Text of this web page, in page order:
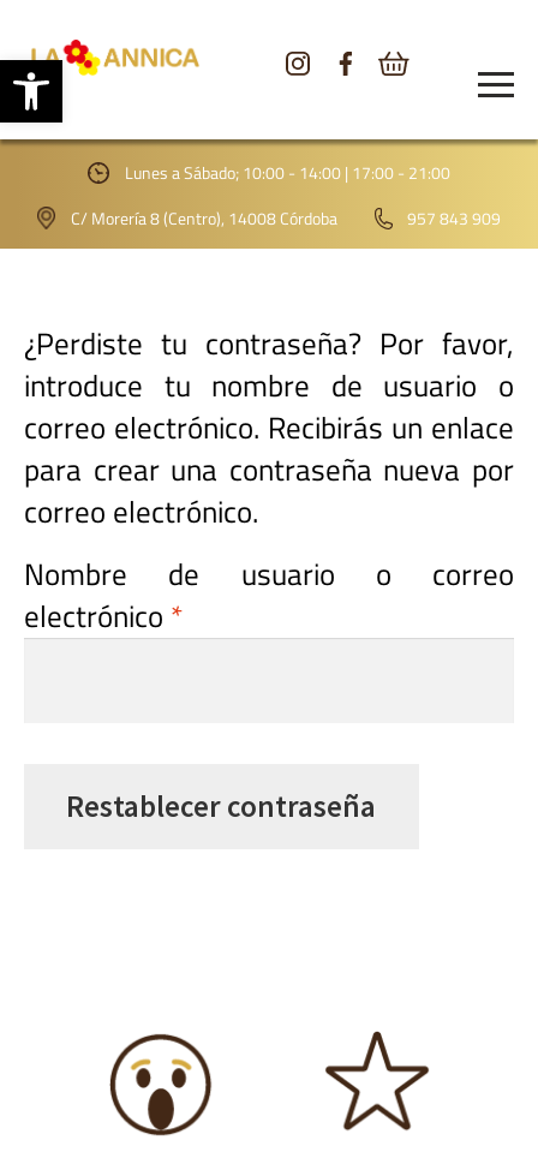
Abrir barra de herramientas
TIENDA
GALERÍA
BLOG
Lunes a Sábado; 10:00 - 14:00 | 17:00 - 21:00
C/ Morería 8 (Centro), 14008 Córdoba
957 843 909
¿Perdiste tu contraseña? Por favor,
introduce tu nombre de usuario o
correo electrónico. Recibirás un enlace
para crear una contraseña nueva por
correo electrónico.
Nombre de usuario o correo
electrónico *
Restablecer contraseña